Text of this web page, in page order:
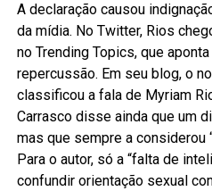
A declaração causou
da mídia. No Twitter, Rios
no Trending Topics, que
repercussão. Em seu blog, o
classificou a fala de Myriam
Carrasco disse ainda que um
mas que sempre a considerou
Para o autor, só a “falta de
confundir orientação sexual